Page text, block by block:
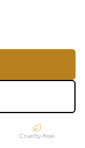
Cruelty-free